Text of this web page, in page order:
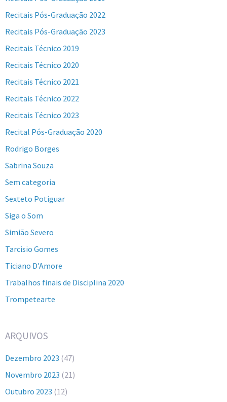
Recitais Pós-Graduação 2022
Recitais Pós-Graduação 2023
Recitais Técnico 2019
Recitais Técnico 2020
Recitais Técnico 2021
Recitais Técnico 2022
Recitais Técnico 2023
Recital Pós-Graduação 2020
Rodrigo Borges
Sabrina Souza
Sem categoria
Sexteto Potiguar
Siga o Som
Simião Severo
Tarcisio Gomes
Ticiano D'Amore
Trabalhos finais de Disciplina 2020
Trompetearte
ARQUIVOS
Dezembro 2023 (47)
Novembro 2023 (21)
Outubro 2023 (12)